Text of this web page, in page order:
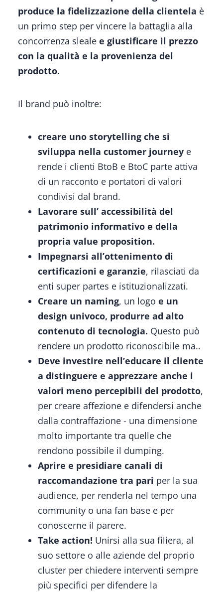
produce la fidelizzazione della clientela è
un primo step per vincere la battaglia alla
concorrenza sleale e giustificare il prezzo
con la qualità e la provenienza del
prodotto.
Il brand può inoltre:
creare uno storytelling che si
sviluppa nella customer journey e
rende i clienti BtoB e BtoC parte attiva
di un racconto e portatori di valori
condivisi dal brand.
Lavorare sull’ accessibilità del
patrimonio informativo e della
propria value proposition.
Impegnarsi all’ottenimento di
certificazioni e garanzie, rilasciati da
enti super partes e istituzionalizzati.
Creare un naming, un logo e un
design univoco, produrre ad alto
contenuto di tecnologia. Questo può
rendere un prodotto riconoscibile ma..
Deve investire nell’educare il cliente
a distinguere e apprezzare anche i
valori meno percepibili del prodotto,
per creare affezione e difendersi anche
dalla contraffazione - una dimensione
molto importante tra quelle che
rendono possibile il dumping.
Aprire e presidiare canali di
raccomandazione tra pari per la sua
audience, per renderla nel tempo una
community o una fan base e per
conoscerne il parere.
Take action! Unirsi alla sua filiera, al
suo settore o alle aziende del proprio
cluster per chiedere interventi sempre
più specifici per difendere la